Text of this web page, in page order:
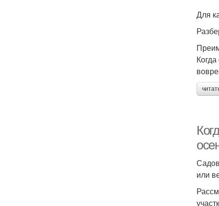
Для
или